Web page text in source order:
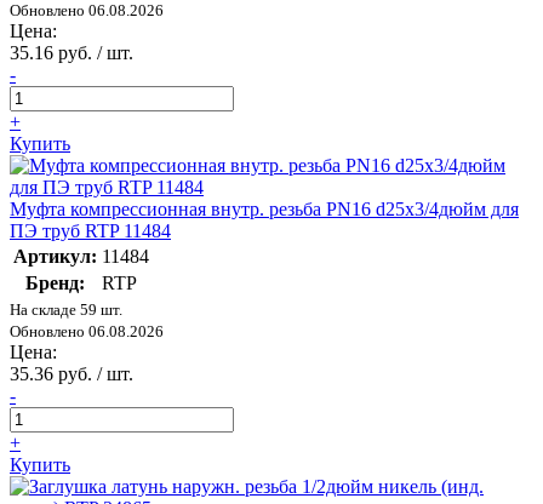
Обновлено 06.08.2026
Цена:
35.16 руб. / шт.
-
+
Купить
Муфта компрессионная внутр. резьба PN16 d25х3/4дюйм для
ПЭ труб RTP 11484
Артикул: 11484
Бренд:
RTP
На складе 59 шт.
Обновлено 06.08.2026
Цена:
35.36 руб. / шт.
-
+
Купить